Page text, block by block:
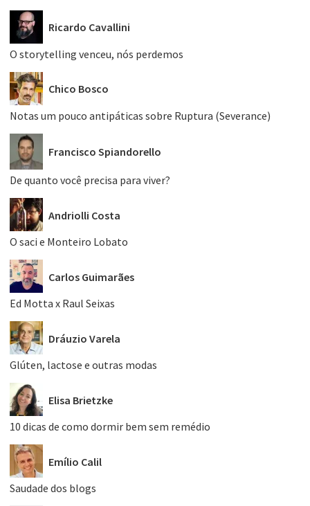
Ricardo Cavallini
O storytelling venceu, nós perdemos
Chico Bosco
Notas um pouco antipáticas sobre Ruptura (Severance)
Francisco Spiandorello
De quanto você precisa para viver?
Andriolli Costa
O saci e Monteiro Lobato
Carlos Guimarães
Ed Motta x Raul Seixas
Dráuzio Varela
Glúten, lactose e outras modas
Elisa Brietzke
10 dicas de como dormir bem sem remédio
Emílio Calil
Saudade dos blogs